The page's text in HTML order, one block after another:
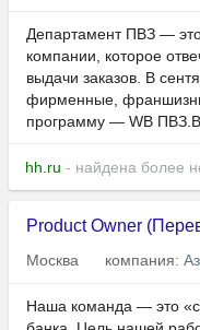
Департамент ПВЗ —
компании, которое
выдачи заказов. В
фирменные,
программу — WB
hh.ru - найдена более
Product Owner
Москва компания:
Наша команда — это